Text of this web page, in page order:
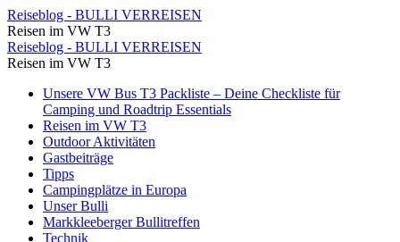
Pause
und
Rast
machen
am
Ufer
des
kleinen
Flusses
Reiseblog - BULLI VERREISEN
Reisen im VW T3
Pause
und
Rast
machen
wir
am
Ufer
des
Reiseblog - BULLI VERREISEN
Reisen im VW T3
Skip
content
Unsere VW Bus T3 Packliste – Deine Checkliste für
Camping und Roadtrip Essentials
Reisen im VW T3
Outdoor Aktivitäten
Gastbeiträge
Tipps
Campingplätze in Europa
Unser Bulli
Markkleeberger Bullitreffen
Technik